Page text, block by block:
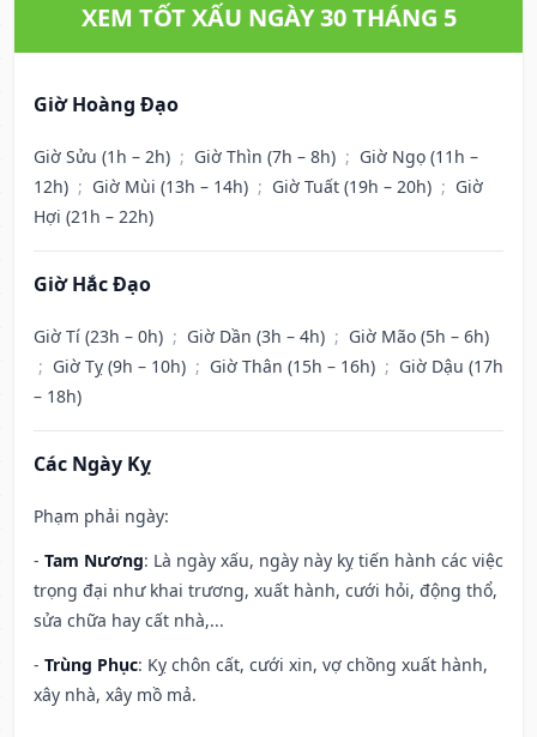
XEM TỐT XẤU NGÀY 30 THÁNG 5
Giờ Hoàng Đạo
Giờ Sửu (1h – 2h) ; Giờ Thìn (7h – 8h) ; Giờ Ngọ (11h –
12h) ; Giờ Mùi (13h – 14h) ; Giờ Tuất (19h – 20h) ; Giờ
Hợi (21h – 22h)
Giờ Hắc Đạo
Giờ Tí (23h – 0h) ; Giờ Dần (3h – 4h) ; Giờ Mão (5h – 6h)
; Giờ Tỵ (9h – 10h) ; Giờ Thân (15h – 16h) ; Giờ Dậu (17h
– 18h)
Các Ngày Kỵ
Phạm phải ngày:
- Tam Nương: Là ngày xấu, ngày này kỵ tiến hành các việc
trọng đại như khai trương, xuất hành, cưới hỏi, động thổ,
sửa chữa hay cất nhà,...
- Trùng Phục: Kỵ chôn cất, cưới xin, vợ chồng xuất hành,
xây nhà, xây mồ mả.